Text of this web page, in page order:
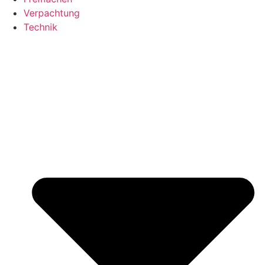
Verpachtung
Technik